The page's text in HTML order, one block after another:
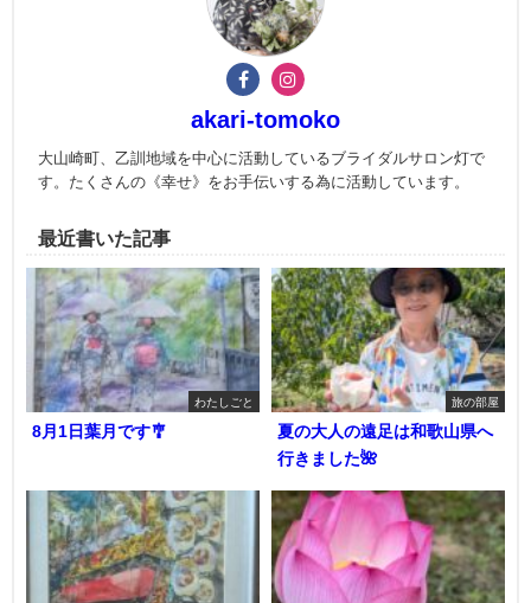
akari-tomoko
大山崎町、乙訓地域を中心に活動しているブライダルサロン灯で
す。たくさんの《幸せ》をお手伝いする為に活動しています。
最近書いた記事
わたしごと
8月1日葉月です🎐
旅の部屋
夏の大人の遠足は和歌山県へ
行きました🌺